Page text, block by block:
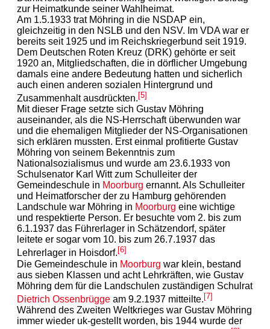
zur Heimatkunde seiner Wahlheimat.
Am 1.5.1933 trat Möhring in die NSDAP ein,
gleichzeitig in den NSLB und den NSV. Im VDA war er
bereits seit 1925 und im Reichskriegerbund seit 1919.
Dem Deutschen Roten Kreuz (DRK) gehörte er seit
1920 an, Mitgliedschaften, die in dörflicher Umgebung
damals eine andere Bedeutung hatten und sicherlich
auch einen anderen sozialen Hintergrund und
Zusammenhalt ausdrückten. [5]
Mit dieser Frage setzte sich Gustav Möhring
auseinander, als die NS-Herrschaft überwunden war
und die ehemaligen Mitglieder der NS-Organisationen
sich erklären mussten. Erst einmal profitierte Gustav
Möhring von seinem Bekenntnis zum
Nationalsozialismus und wurde am 23.6.1933 von
Schulsenator Karl Witt zum Schulleiter der
Gemeindeschule in Moorburg ernannt. Als Schulleiter
und Heimatforscher der zu Hamburg gehörenden
Landschule war Möhring in Moorburg eine wichtige
und respektierte Person. Er besuchte vom 2. bis zum
6.1.1937 das Führerlager in Schätzendorf, später
leitete er sogar vom 10. bis zum 26.7.1937 das
Lehrerlager in Hoisdorf. [6]
Die Gemeindeschule in Moorburg war klein, bestand
aus sieben Klassen und acht Lehrkräften, wie Gustav
Möhring dem für die Landschulen zuständigen Schulrat
Dietrich Ossenbrügge am 9.2.1937 mitteilte.[7]
Während des Zweiten Weltkrieges war Gustav Möhring
immer wieder uk-gestellt worden, bis 1944 wurde der